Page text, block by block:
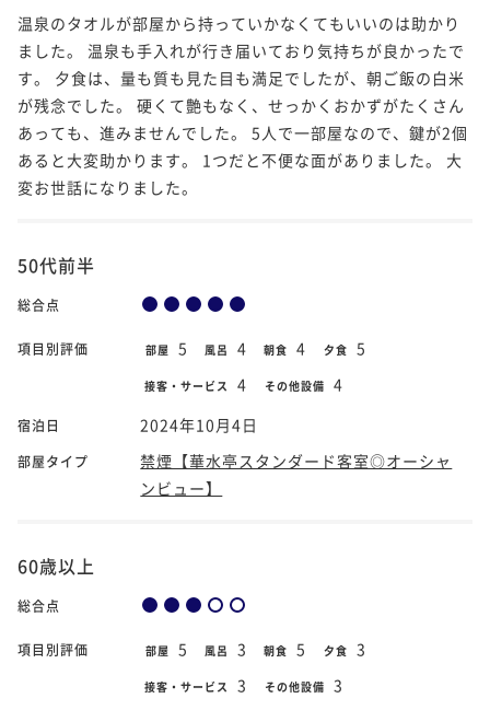
温泉のタオルが部屋から持っていかなくてもいいのは助かり
ました。 温泉も手入れが行き届いており気持ちが良かったで
す。 夕食は、量も質も見た目も満足でしたが、朝ご飯の白米
が残念でした。 硬くて艶もなく、せっかくおかずがたくさん
あっても、進みませんでした。 5人で一部屋なので、鍵が2個
あると大変助かります。 1つだと不便な面がありました。 大
変お世話になりました。
50代前半
総合点
項目別評価 部屋 5 風呂 4 朝食 4 夕食 5
接客・サービス 4 その他設備 4
宿泊日 2024年10月4日
部屋タイプ
禁煙【華水亭スタンダード客室◎オーシャ
ンビュー】
60歳以上
総合点
項目別評価 部屋 5 風呂 3 朝食 5 夕食 3
接客・サービス 3 その他設備 3